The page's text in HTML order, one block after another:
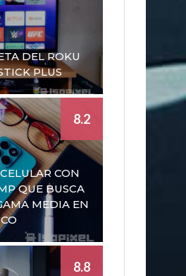
DEL ROKU
PLUS
CON
QUE BUSCA
MEDIA EN
8.2
8.8